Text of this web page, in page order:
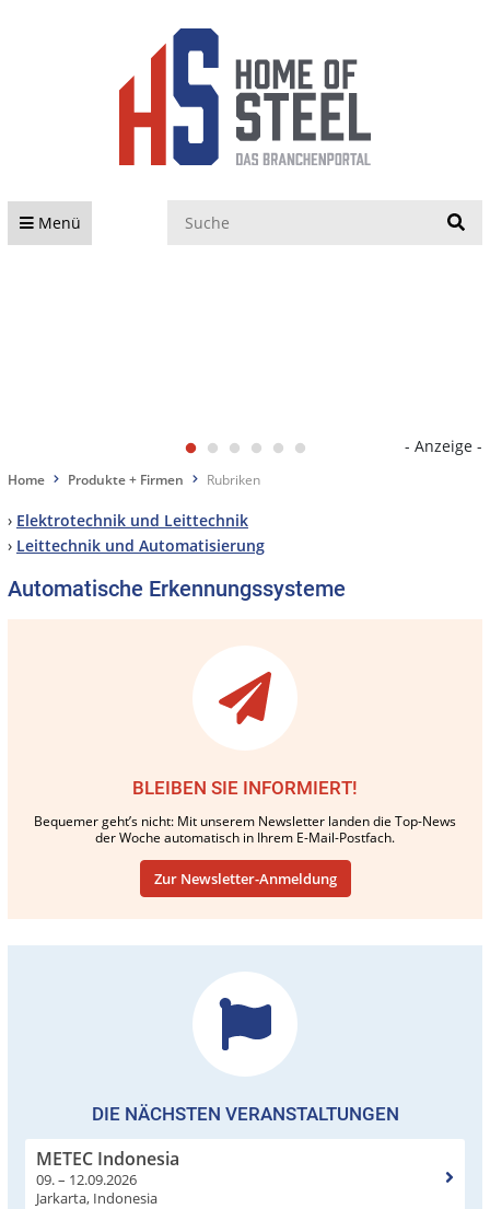
Menü
- Anzeige -
Home Produkte + Firmen Rubriken
› Elektrotechnik und Leittechnik
› Leittechnik und Automatisierung
Automatische Erkennungssysteme
BLEIBEN SIE INFORMIERT!
Bequemer geht’s nicht: Mit unserem Newsletter landen die Top-News
der Woche automatisch in Ihrem E-Mail-Postfach.
Zur Newsletter-Anmeldung
DIE NÄCHSTEN VERANSTALTUNGEN
METEC Indonesia
09. – 12.09.2026
Jarkarta, Indonesia